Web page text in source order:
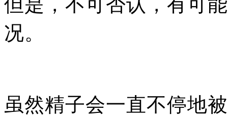
况。
虽然精子会一直不停地